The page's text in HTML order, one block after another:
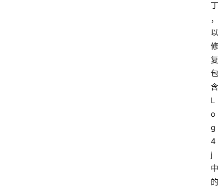
丁
，
以
修
复
包
含
L
o
g
4
j
中
的